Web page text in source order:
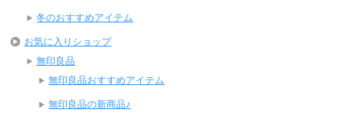
冬のおすすめアイテム
お気に入りショップ
無印良品
無印良品おすすめアイテム
無印良品の新商品♪